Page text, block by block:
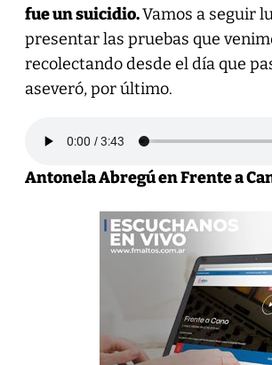
fue un suicidio.Vamos a seguir
presentar las pruebas que
recolectando desde el día que
aseveró, por último.
Antonela Abregú en Frente a